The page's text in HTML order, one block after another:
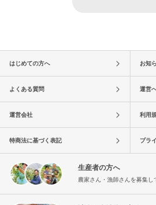
はじめての方へ お知
よくある質問 運営
運営会社 利用
特商法に基づく表記 プラ
生産者の方へ
農家さん・漁師さんを募集し